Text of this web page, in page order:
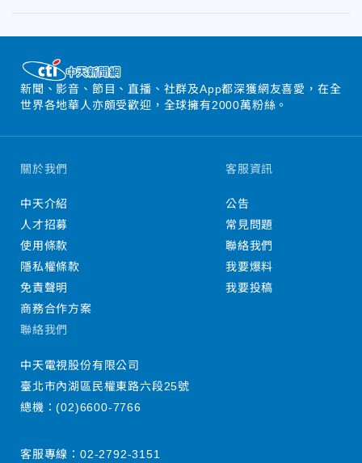
新聞、影音、節目、直播、社群及App都深獲網友喜愛，在全
世界各地華人亦頗受歡迎，全球擁有2000萬粉絲。
關於我們
中天介紹
人才招募
使用條款
隱私權條款
免責聲明
商務合作方案
客服資訊
公告
常見問題
聯絡我們
我要爆料
我要投稿
聯絡我們
中天電視股份有限公司
臺北市內湖區民權東路六段25號
總機：(02)6600-7766
客服專線： 02-2792-3151